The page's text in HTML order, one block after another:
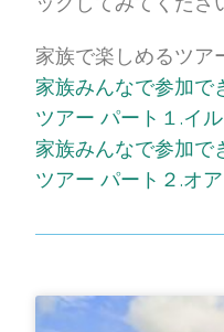
家族で楽しめるツア
家族みんなで参加で
ツアー パート１.イ
家族みんなで参加で
ツアー パート２.オ